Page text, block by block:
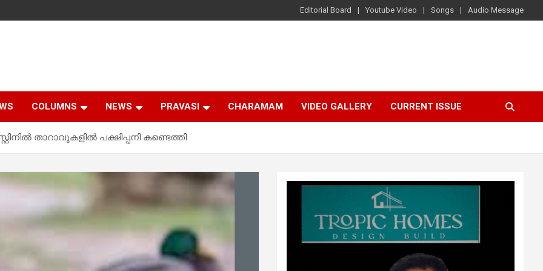
Editorial Board Youtube Video Songs Audio Message
COLUMNS NEWS PRAVASI CHARAMAM VIDEO GALLERY CURRENT ISSUE
താറാവുകളിൽ പക്ഷിപ്പനി കണ്ടെത്തി